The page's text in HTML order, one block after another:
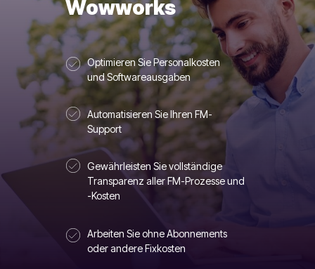
Optimieren Sie Personalkosten
und Softwareausgaben
Wowworks
Automatisieren Sie Ihren FM-
Support
Arbeiten Sie ohne Abonnements
oder andere Fixkosten
Gewährleisten Sie vollständige
Transparenz aller FM-Prozesse und
-Kosten